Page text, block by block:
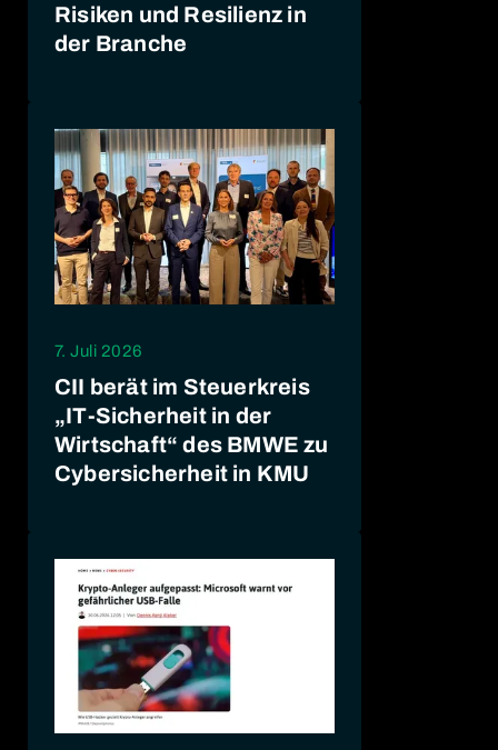
Risiken und Resilienz in
der Branche
7. Juli 2026
CII berät im Steuerkreis
„IT-Sicherheit in der
Wirtschaft“ des BMWE zu
Cybersicherheit in KMU